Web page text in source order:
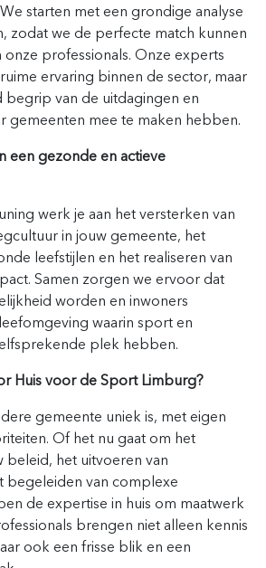
starten met een grondige analyse
zodat we de perfecte match kunnen
onze professionals. Onze experts
ervaring binnen de sector, maar
van de uitdagingen en
gemeenten mee te maken hebben.
een gezonde en actieve
werk je aan het versterken van
in jouw gemeente, het
leefstijlen en het realiseren van
Samen zorgen we ervoor dat
worden en inwoners
waarin sport en
plek hebben.
Huis voor de Sport Limburg?
gemeente uniek is, met eigen
Of het nu gaat om het
beleid, het uitvoeren van
begeleiden van complexe
de expertise in huis om maatwerk
brengen niet alleen kennis
ook een frisse blik en een